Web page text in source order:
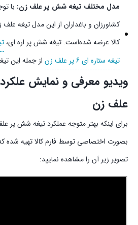
مدل مختلف تیغه شش پر علف زن: با
کشاورزان و باغداران از این مدل تیغه
کالا عرضه شده‌است. تیغه شش پر اره ای،
تیغه ستاره ای 6 پر علف زن
از جمله این
ویدیو معرفی و نمایش
علف زن
برای اینکه بهتر متوجه عملکرد تیغه شش پر
بصورت اختصاصی توسط فارم کالا تهیه شده‌
تصویر زیر آن را مشاهده نمایید: